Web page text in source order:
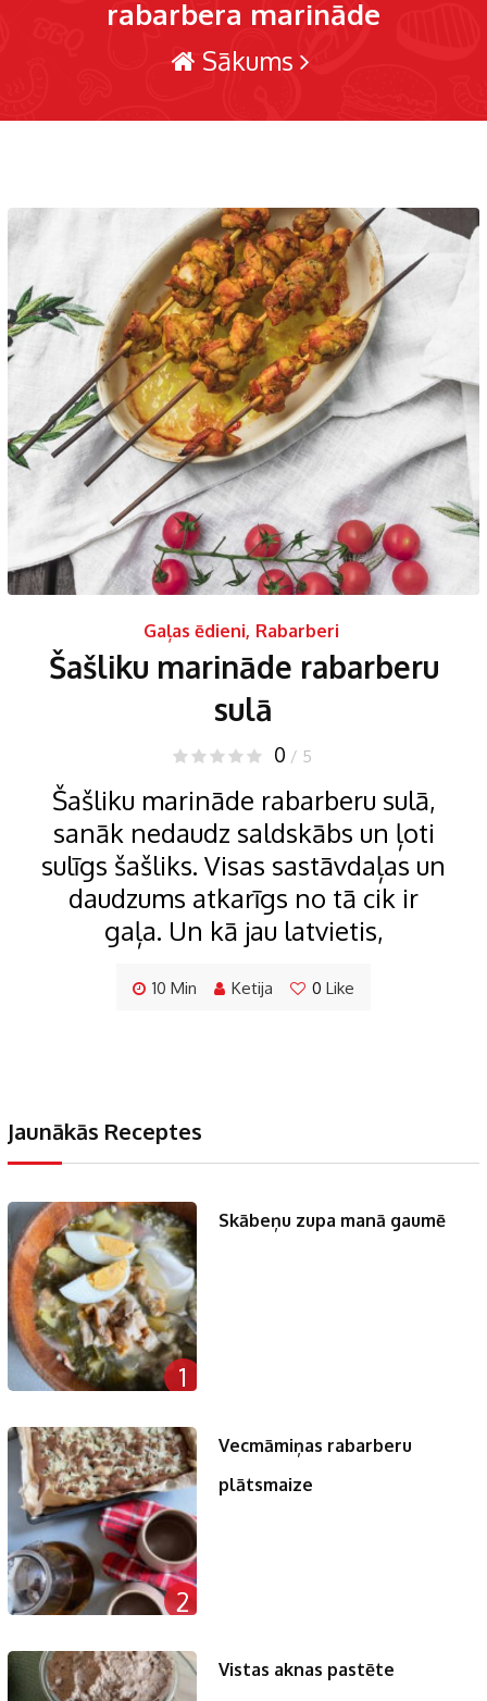
rabarbera marināde
Sākums
Gaļas ēdieni, Rabarberi
Šašliku marināde rabarberu
sulā
0 / 5
Šašliku marināde rabarberu sulā,
sanāk nedaudz saldskābs un ļoti
sulīgs šašliks. Visas sastāvdaļas un
daudzums atkarīgs no tā cik ir
gaļa. Un kā jau latvietis,
10 Min Ketija 0 Like
Jaunākās Receptes
1
Skābeņu zupa manā gaumē
2
Vecmāmiņas rabarberu
plātsmaize
Vistas aknas pastēte